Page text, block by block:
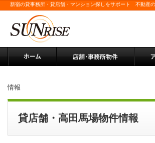
新宿の貸事務所・貸店舗・マンション探しをサポート 不動産
情報
貸店舗・高田馬場物件情報